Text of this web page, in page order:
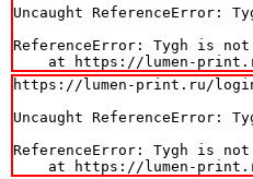
Uncaught ReferenceError:
ReferenceError: Tygh is
at https://lumen-
https://lumen-print.ru/login/
Uncaught ReferenceError:
ReferenceError: Tygh is
at https://lumen-